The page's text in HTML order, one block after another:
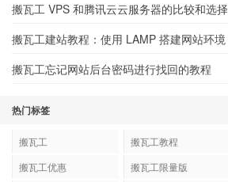
搬瓦工 VPS 和腾讯云云服务器的比较和选择
搬瓦工建站教程：使用 LAMP 搭建网站环境
搬瓦工忘记网站后台密码进行找回的教程
热门标签
搬瓦工 搬瓦工教程
搬瓦工优惠
搬瓦工限量版